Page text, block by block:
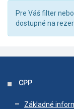
Pre Váš filter
dostupné na
CPP
Základné